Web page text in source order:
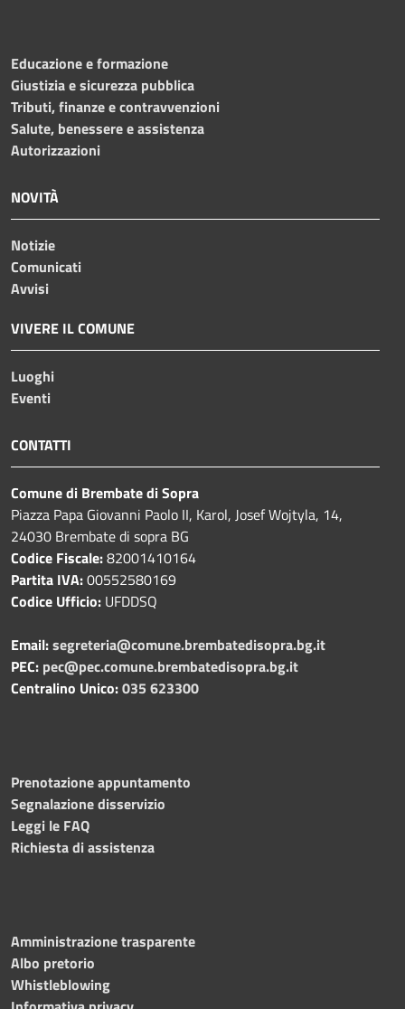
Educazione e formazione
Giustizia e sicurezza pubblica
Tributi, finanze e contravvenzioni
Salute, benessere e assistenza
Autorizzazioni
NOVITÀ
Notizie
Comunicati
Avvisi
VIVERE IL COMUNE
Luoghi
Eventi
CONTATTI
Comune di Brembate di Sopra
Piazza Papa Giovanni Paolo II, Karol, Josef Wojtyla, 14,
24030 Brembate di sopra BG
Codice Fiscale:82001410164
Partita IVA:00552580169
Codice Ufficio: UFDDSQ
Email:segreteria@comune.brembatedisopra.bg.it
PEC: pec@pec.comune.brembatedisopra.bg.it
Centralino Unico:035 623300
Prenotazione appuntamento
Segnalazione disservizio
Leggi le FAQ
Richiesta di assistenza
Amministrazione trasparente
Albo pretorio
Whistleblowing